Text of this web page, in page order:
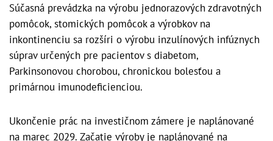
Súčasná prevádzka na výrobu jednorazových zdravotných
pomôcok, stomických pomôcok a výrobkov na
inkontinenciu sa rozšíri o výrobu inzulínových infúznych
súprav určených pre pacientov s diabetom,
Parkinsonovou chorobou, chronickou bolesťou a
primárnou imunodeficienciou.
Ukončenie prác na investičnom zámere je naplánované
na marec 2029. Začatie výroby je naplánované na